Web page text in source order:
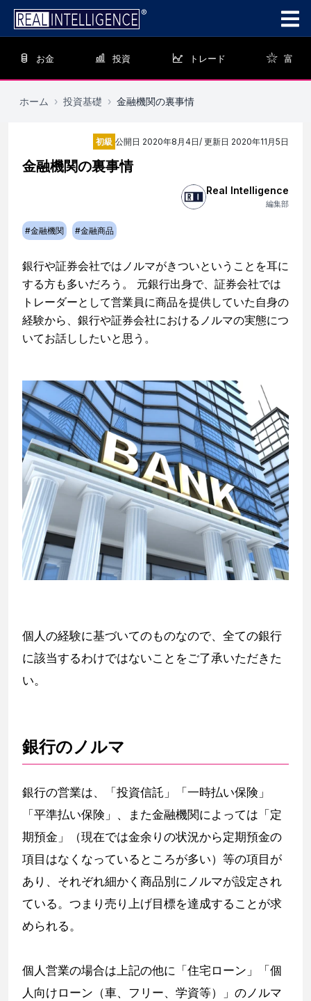
お金 投資 トレード 富
ホーム › 投資基礎 › 金融機関の裏事情
初級 公開日 2020年8月4日/ 更新日 2020年11月5日
金融機関の裏事情
Real Intelligence
編集部
#金融機関 #金融商品
銀行や証券会社ではノルマがきついということを耳に
する方も多いだろう。 元銀行出身で、証券会社では
トレーダーとして営業員に商品を提供していた自身の
経験から、銀行や証券会社におけるノルマの実態につ
いてお話ししたいと思う。
個人の経験に基づいてのものなので、全ての銀行
に該当するわけではないことをご了承いただきた
い。
銀行のノルマ
銀行の営業は、「投資信託」「一時払い保険」
「平準払い保険」、また金融機関によっては「定
期預金」（現在では金余りの状況から定期預金の
項目はなくなっているところが多い）等の項目が
あり、それぞれ細かく商品別にノルマが設定され
ている。つまり売り上げ目標を達成することが求
められる。
個人営業の場合は上記の他に「住宅ローン」「個
人向けローン（車、フリー、学資等）」のノルマ